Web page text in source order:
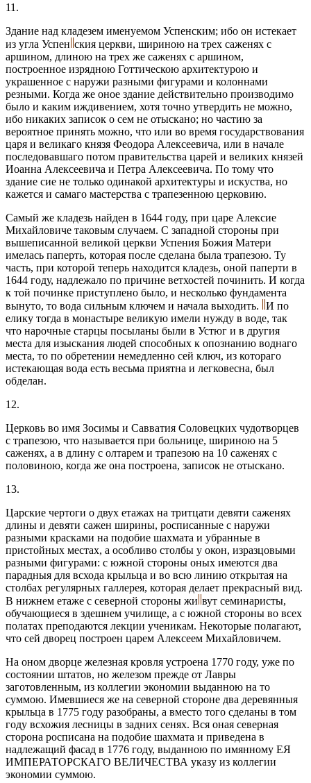
11.
Здание над кладезем именуемом Успенским; ибо он истекает
из угла Успен ския церкви, шириною на трех саженях с
аршином, длиною на трех же саженях с аршином,
построенное изрядною Готтическою архитектурою и
украшенное с наружи разными фигурами и колоннами
резными. Когда же оное здание действительно производимо
было и каким иждивением, хотя точно утвердить не можно,
ибо никаких записок о сем не отыскано; но частию за
вероятное принять можно, что или во время государствования
царя и великаго князя Феодора Алексеевича, или в начале
последовавшаго потом правительства царей и великих князей
Иоанна Алексеевича и Петра Алексеевича. По тому что
здание сие не только одинакой архитектуры и искуства, но
кажется и самаго мастерства с трапезенною церковию.
Самый же кладезь найден в 1644 году, при царе Алексие
Михайловиче таковым случаем. С западной стороны при
вышеписанной великой церкви Успения Божия Матери
имелась паперть, которая после сделана была трапезою. Ту
часть, при которой теперь находится кладезь, оной паперти в
1644 году, надлежало по причине ветхостей починить. И когда
к той починке приступлено было, и несколько фундамента
вынуто, то вода сильным ключем и начала выходить.
И по
елику тогда в монастыре великую имели нужду в воде, так
что нарочные старцы посыланы были в Устюг и в другия
места для изыскания людей способных к опознанию воднаго
места, то по обретении немедленно сей ключ, из котораго
истекающая вода есть весьма приятна и легковесна, был
обделан.
12.
Церковь во имя Зосимы и Савватия Соловецких чудотворцев
с трапезою, что называется при больнице, шириною на 5
саженях, а в длину с олтарем и трапезою на 10 саженях с
половиною, когда же она построена, записок не отыскано.
13.
Царские чертоги о двух етажах на тритцати девяти саженях
длины и девяти сажен ширины, росписанные с наружи
разными красками на подобие шахмата и убранные в
пристойных местах, а особливо столбы у окон, изразцовыми
разными фигурами: с южной стороны оных имеются два
парадныя для всхода крыльца и во всю линию открытая на
столбах регулярных галлерея, которая делает прекрасный вид.
В нижнем етаже с северной стороны жи вут семинаристы,
обучающиеся в здешнем училище, а с южной стороны во всех
полатах преподаются лекции ученикам. Некоторые полагают,
что сей дворец построен царем Алексеем Михайловичем.
На оном дворце железная кровля устроена 1770 году, уже по
состоянии штатов, но железом прежде от Лавры
заготовленным, из коллегии экономии выданною на то
суммою. Имевшиеся же на северной стороне два деревянныя
крыльца в 1775 году разобраны, а вместо того сделаны в том
году всхожия лесницы в задних сенях. Вся оная северная
сторона росписана на подобие шахмата и приведена в
надлежащий фасад в 1776 году, выданною по имянному ЕЯ
ИМПЕРАТОРСКАГО ВЕЛИЧЕСТВА указу из коллегии
экономии суммою.